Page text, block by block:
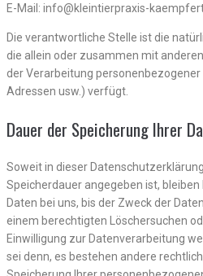
E-Mail: info@kleintierpraxis-
Die verantwortliche Stelle ist die
die allein oder zusammen mit
der Verarbeitung personenbezogener
Adressen usw.) verfügt.
Dauer der Speicherung Ihrer
Soweit in dieser
Speicherdauer angegeben ist,
Daten bei uns, bis der Zweck der
einem berechtigten Löschersuchen
Einwilligung zur Datenverarbeitung
sei denn, es bestehen andere